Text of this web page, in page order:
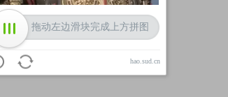
拖动左边滑块完成上方拼图
hao.sud.cn